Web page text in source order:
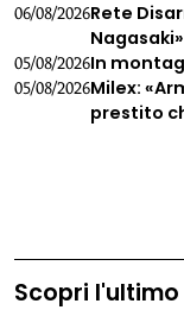
06/08/2026Rete
Nagasaki»
05/08/2026In
05/08/2026Milex:
prestito
Scopri